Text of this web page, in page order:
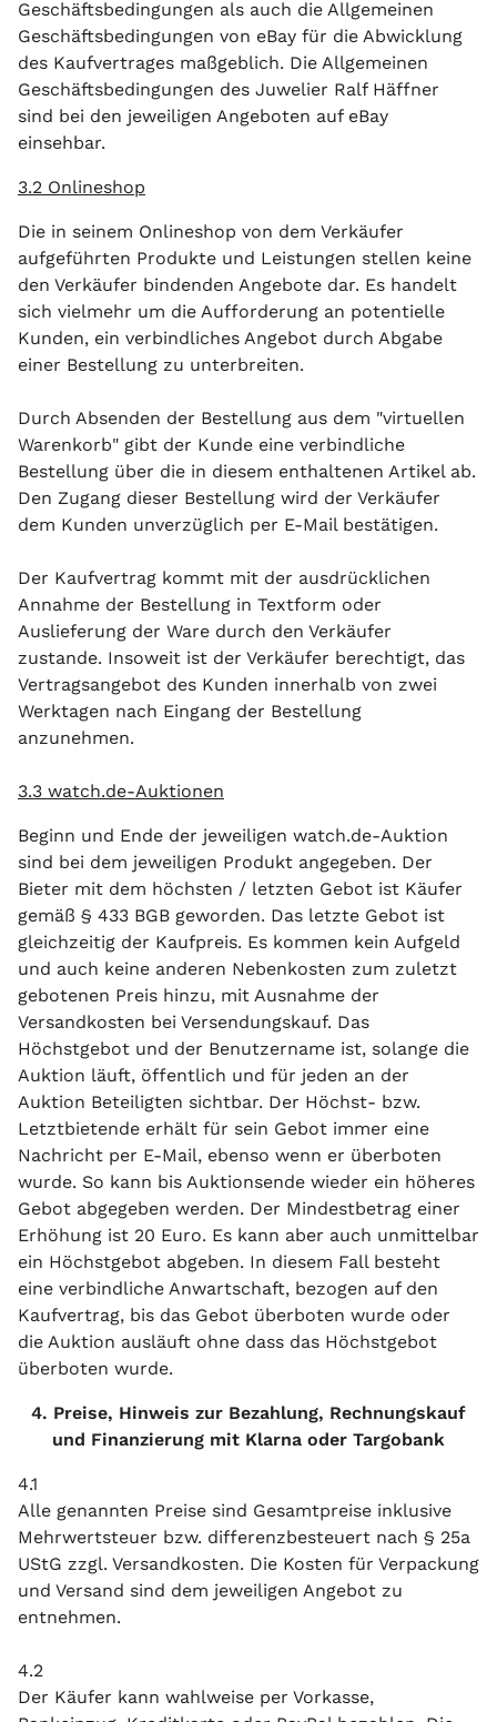
Geschäftsbedingungen als auch die Allgemeinen
Geschäftsbedingungen von eBay für die Abwicklung
des Kaufvertrages maßgeblich. Die Allgemeinen
Geschäftsbedingungen des Juwelier Ralf Häffner
sind bei den jeweiligen Angeboten auf eBay
einsehbar.
3.2 Onlineshop
Die in seinem Onlineshop von dem Verkäufer
aufgeführten Produkte und Leistungen stellen keine
den Verkäufer bindenden Angebote dar. Es handelt
sich vielmehr um die Aufforderung an potentielle
Kunden, ein verbindliches Angebot durch Abgabe
einer Bestellung zu unterbreiten.
Durch Absenden der Bestellung aus dem "virtuellen
Warenkorb" gibt der Kunde eine verbindliche
Bestellung über die in diesem enthaltenen Artikel ab.
Den Zugang dieser Bestellung wird der Verkäufer
dem Kunden unverzüglich per E-Mail bestätigen.
Der Kaufvertrag kommt mit der ausdrücklichen
Annahme der Bestellung in Textform oder
Auslieferung der Ware durch den Verkäufer
zustande. Insoweit ist der Verkäufer berechtigt, das
Vertragsangebot des Kunden innerhalb von zwei
Werktagen nach Eingang der Bestellung
anzunehmen.
3.3 watch.de-Auktionen
Beginn und Ende der jeweiligen watch.de-Auktion
sind bei dem jeweiligen Produkt angegeben. Der
Bieter mit dem höchsten / letzten Gebot ist Käufer
gemäß § 433 BGB geworden. Das letzte Gebot ist
gleichzeitig der Kaufpreis. Es kommen kein Aufgeld
und auch keine anderen Nebenkosten zum zuletzt
gebotenen Preis hinzu, mit Ausnahme der
Versandkosten bei Versendungskauf. Das
Höchstgebot und der Benutzername ist, solange die
Auktion läuft, öffentlich und für jeden an der
Auktion Beteiligten sichtbar. Der Höchst- bzw.
Letztbietende erhält für sein Gebot immer eine
Nachricht per E-Mail, ebenso wenn er überboten
wurde. So kann bis Auktionsende wieder ein höheres
Gebot abgegeben werden. Der Mindestbetrag einer
Erhöhung ist 20 Euro. Es kann aber auch unmittelbar
ein Höchstgebot abgeben. In diesem Fall besteht
eine verbindliche Anwartschaft, bezogen auf den
Kaufvertrag, bis das Gebot überboten wurde oder
die Auktion ausläuft ohne dass das Höchstgebot
überboten wurde.
4. Preise, Hinweis zur Bezahlung, Rechnungskauf
und Finanzierung mit Klarna oder Targobank
4.1
Alle genannten Preise sind Gesamtpreise inklusive
Mehrwertsteuer bzw. differenzbesteuert nach § 25a
UStG zzgl. Versandkosten. Die Kosten für Verpackung
und Versand sind dem jeweiligen Angebot zu
entnehmen.
4.2
Der Käufer kann wahlweise per Vorkasse,